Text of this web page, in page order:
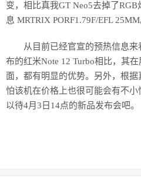
变，相比真我GT Neo5去掉了
息 MRTRIX PORF1.79F/EFL 25MM
从目前已经官宣的预热信息来
布的红米Note 12 Turbo相比，其
面，都有明显的优势。另外，根
怕该机在价格上也很可能会有不
以待4月3日14点的新品发布会吧。